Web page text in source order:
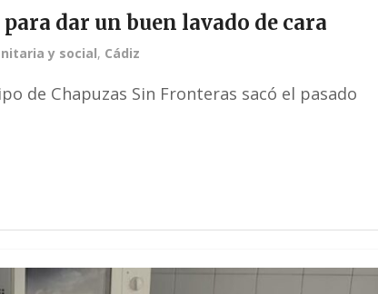
dar un buen lavado de cara
y social, Cádiz
de Chapuzas Sin Fronteras sacó el pasado